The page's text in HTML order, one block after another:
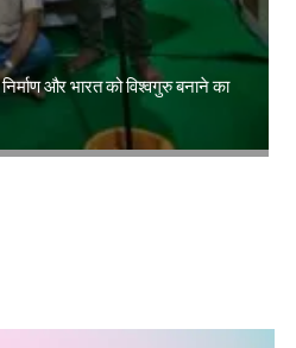
और भारत को विश्वगुरु बनाने का